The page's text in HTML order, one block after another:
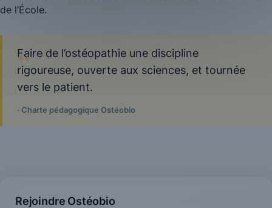
de l’École.
Faire de l’ostéopathie une discipline
rigoureuse, ouverte aux sciences, et tournée
vers le patient.
· Charte pédagogique Ostéobio
Rejoindre Ostéobio